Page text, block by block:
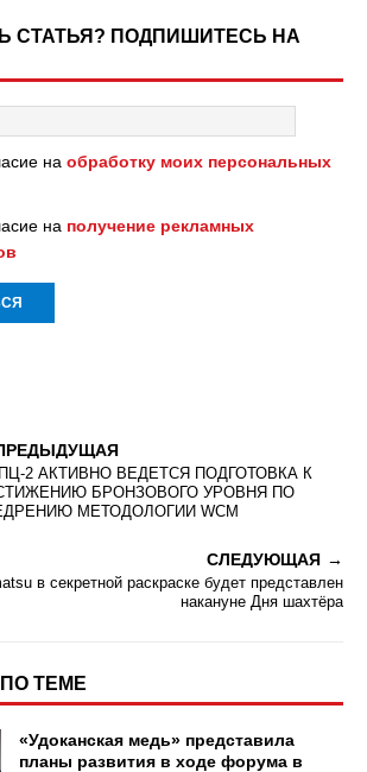
СТАТЬЯ? ПОДПИШИТЕСЬ НА
на обработку моих персональных
на получение рекламных
2 АКТИВНО ВЕДЕТСЯ ПОДГОТОВКА К
БРОНЗОВОГО УРОВНЯ ПО
МЕТОДОЛОГИИ WCM
СЛЕДУЮЩАЯ
в секретной раскраске будет представлен
накануне Дня шахтёра
ТЕМЕ
«Удоканская медь» представила
планы развития в ходе форума в